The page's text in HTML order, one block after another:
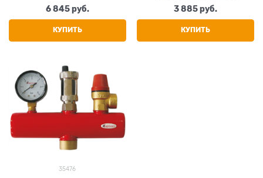
6 845 руб.
КУПИТЬ
3 885 руб.
КУПИТЬ
35476